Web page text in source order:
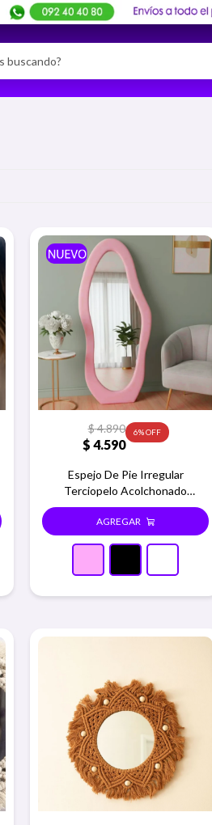
$ 4.590
$4.890 6
Espejo De Pie Irregular
Terciopelo Acolchonado
1.60x0.60m - Rosa